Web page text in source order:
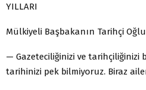
YILLARI
Mülkiyeli Başbakanın Tarihçi Oğlu
— Gazeteciliğinizi ve tarihçiliğinizi
tarihinizi pek bilmiyoruz. Biraz